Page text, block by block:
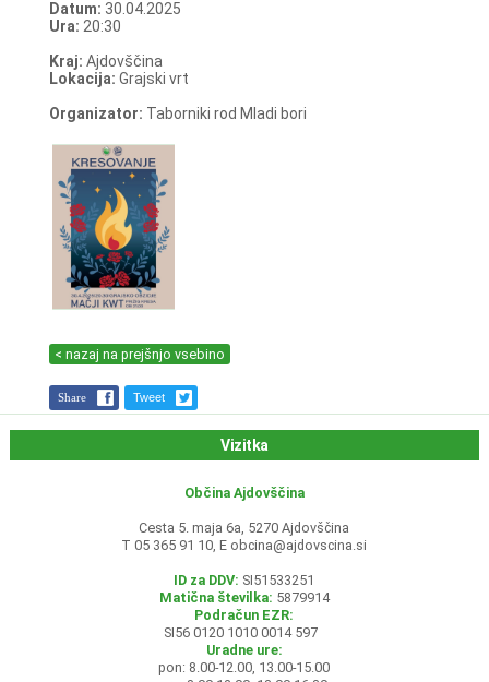
Datum: 30.04.2025
Ura: 20:30
Kraj: Ajdovščina
Lokacija: Grajski vrt
Organizator: Taborniki rod Mladi bori
< nazaj na prejšnjo vsebino
Share Tweet
Vizitka
Občina Ajdovščina
Cesta 5. maja 6a, 5270 Ajdovščina
T 05 365 91 10, E obcina@ajdovscina.si
ID za DDV: SI51533251
Matična številka: 5879914
Podračun EZR:
SI56 0120 1010 0014 597
Uradne ure:
pon: 8.00-12.00, 13.00-15.00